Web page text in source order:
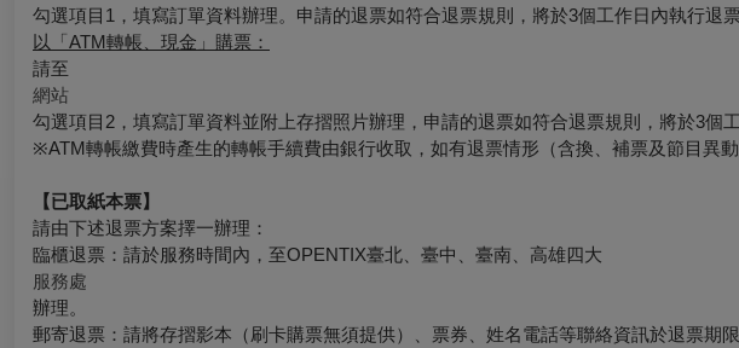
勾選項目1，填寫訂單資料辦理。申請的退票如符合退票規則，將於3個工作日內執行退票
以「ATM轉帳、現金」購票：
請至
網站
勾選項目2，填寫訂單資料並附上存摺照片辦理，申請的退票如符合退票規則，將於3個
※ATM轉帳繳費時產生的轉帳手續費由銀行收取，如有退票情形（含換、補票及節目異
【已取紙本票】
請由下述退票方案擇一辦理：
臨櫃退票：請於服務時間內，至OPENTIX臺北、臺中、臺南、高雄四大
服務處
辦理。
郵寄退票：請將存摺影本（刷卡購票無須提供）、票券、姓名電話等聯絡資訊於退票期